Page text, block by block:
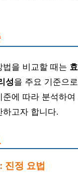
법을 비교할 때는
성을 주요 기준으
준에 따라 분석하여
하고자 합니다.
진정 요법